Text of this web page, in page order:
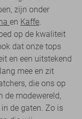
zijn onder
en Kaffe.
op de kwaliteit
dat onze tops
en een uitstekend
mee en zit
die ons op
de modewereld,
de gaten. Zo is